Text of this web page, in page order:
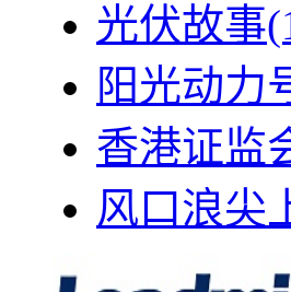
光伏故事
阳光动力
香港证监
风口浪尖